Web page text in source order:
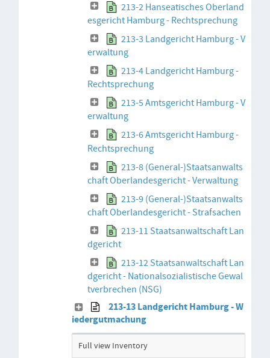
213-2 Hanseatisches Oberland
esgericht Hamburg - Rechtsprechung
213-3 Landgericht Hamburg - V
erwaltung
213-4 Landgericht Hamburg -
Rechtsprechung
213-5 Amtsgericht Hamburg - V
erwaltung
213-6 Amtsgericht Hamburg -
Rechtsprechung
213-8 (General-)Staatsanwalts
chaft Oberlandesgericht - Verwaltung
213-9 (General-)Staatsanwalts
chaft Oberlandesgericht - Strafsachen
213-11 Staatsanwaltschaft Lan
dgericht
213-12 Staatsanwaltschaft Lan
dgericht - Nationalsozialistische Gewal
tverbrechen (NSG)
213-13 Landgericht Hamburg - W
iedergutmachung
Full view Inventory